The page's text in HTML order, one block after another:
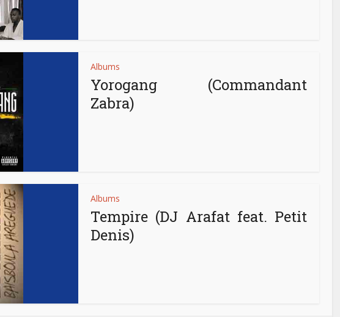
Albums
Yorogang (Commandant
Zabra)
Albums
Tempire (DJ Arafat feat. Petit
Denis)